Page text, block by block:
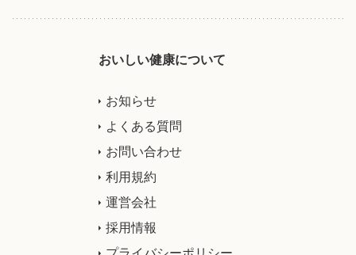
おいしい健康について
お知らせ
よくある質問
お問い合わせ
利用規約
運営会社
採用情報